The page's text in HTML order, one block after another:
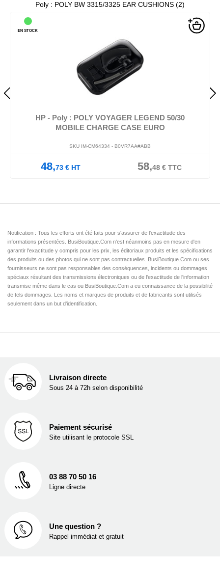
Poly : POLY BW 3315/3325 EAR CUSHIONS (2)
HP - Poly : POLY VOYAGER LEGEND 50/30
MOBILE CHARGE CASE EURO
SKU IM-CM64334 - B0VR7AA#ABB
48,73 € HT 58,48€TTC
EN STOCK
Notification : Tous les efforts ont été faits pour s'assurer de l'exactitude des
informations présentées. BusiBoutique.Com n'est néanmoins pas en mesure d'en
garantir l'exactitude y compris pour les prix, les éditoriaux produits et les spécifications
des produits ou des photos qui ne sont pas contractuelles. BusiBoutique.Com ou ses
fournisseurs ne sont pas responsables des conséquences, incidents ou dommages
spéciaux résultant des transmissions électroniques ou de l'exactitude de l'information
transmise même dans le cas ou BusiBoutique.Com a eu connaissance de la possibilité
de tels dommages. Les noms et marques de produits et de fabricants sont utilisés
seulement dans un but d'identification.
Livraison directe
Sous 24 à 72h selon disponibilité
Paiement sécurisé
Site utilisant le protocole SSL
03 88 70 50 16
Ligne directe
Une question ?
Rappel immédiat et gratuit